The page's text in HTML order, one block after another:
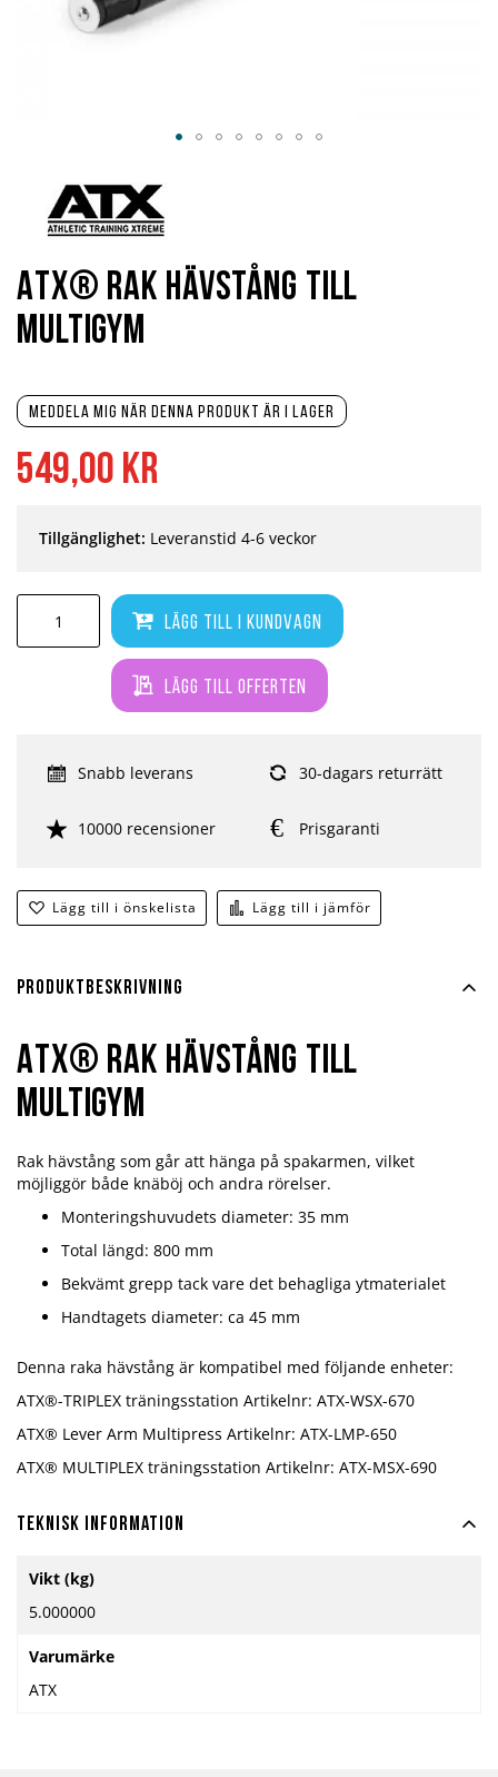
549,00 kr
Meddela mig när denna produkt är i lager
Lägg till i kundvagn
Lägg till offerten
Lägg till i önskelista Lägg till i jämför
Tillgänglighet: Leveranstid 4-6 veckor
Snabb leverans 30-dagars returrätt
10000 recensioner Prisgaranti
ATX® Rak Hävstång till
Multigym
början
bildgalleriet
Produktbeskrivning
ATX® Rak Hävstång till
Multigym
Rak hävstång som går att hänga på spakarmen, vilket
möjliggör både knäböj och andra rörelser.
Monteringshuvudets diameter: 35 mm
Total längd: 800 mm
Bekvämt grepp tack vare det behagliga ytmaterialet
Handtagets diameter: ca 45 mm
Denna raka hävstång är kompatibel med följande enheter:
ATX®-TRIPLEX träningsstation Artikelnr: ATX-WSX-670
ATX® Lever Arm Multipress Artikelnr: ATX-LMP-650
ATX® MULTIPLEX träningsstation Artikelnr: ATX-MSX-690
Teknisk information
information
Vikt (kg)
5.000000
Varumärke
ATX